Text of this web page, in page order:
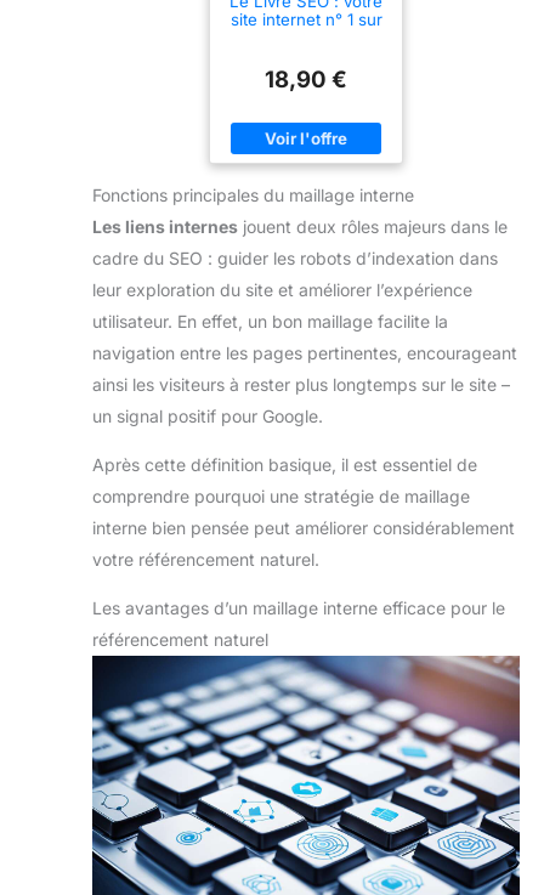
site internet n° 1 sur
18,90 €
Fonctions principales du maillage interne
Les liens internes jouent deux rôles majeurs dans le
cadre du SEO : guider les robots d’indexation dans
leur exploration du site et améliorer l’expérience
utilisateur. En effet, un bon maillage facilite la
navigation entre les pages pertinentes, encourageant
ainsi les visiteurs à rester plus longtemps sur le site –
un signal positif pour Google.
Après cette définition basique, il est essentiel de
comprendre pourquoi une stratégie de maillage
interne bien pensée peut améliorer considérablement
votre référencement naturel.
Les avantages d’un maillage interne efficace pour le
référencement naturel